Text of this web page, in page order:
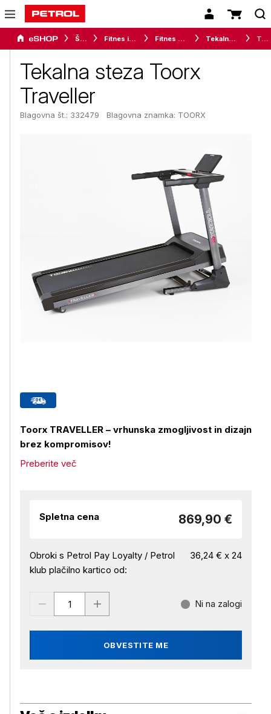
Šport Fitnes in vadba Fitnes naprave Tekalne steze
Tekalna steza Toorx
Traveller
Blagovna št.: 332479 Blagovna znamka: TOORX
Toorx TRAVELLER – vrhunska zmogljivost in dizajn
brez kompromisov!
Preberite več
Spletna cena 869,90 €
Obroki s Petrol Pay Loyalty / Petrol
klub plačilno kartico od:
36,24 € x 24
OBVESTITE ME
Ni na zalogi